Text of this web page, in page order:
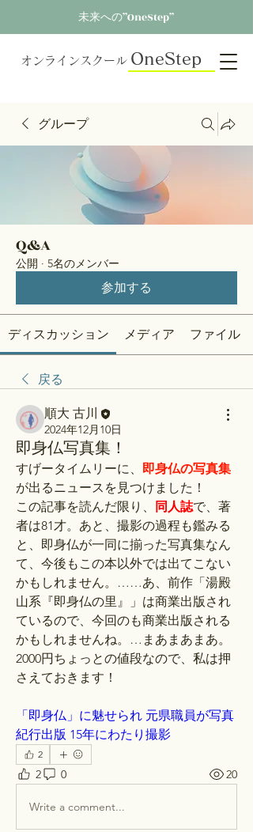
未来への”OneStep”
オンラインスクール OneStep
グループ
Q&A
公開 · 5名のメンバー
参加する
ディスカッション メディア ファイル
戻る
順大 古川
2024年12月10日
即身仏写真集！
すげータイムリーに、 即身仏の写真集
が出るニュースを見つけました！
この記事を読んだ限り、
同人誌で、著
者は81才。あと、撮影の過程も鑑みる
と、即身仏が一同に揃った写真集なん
て、今後もこの本以外では出てこない
かもしれません。……あ、前作「湯殿
山系『即身仏の里』」は商業出版され
ているので、今回のも商業出版される
かもしれませんね。…まあまあまあ。
2000円ちょっとの値段なので、私は押
さえておきます！
「即身仏」に魅せられ 元県職員が写真
紀行出版 15年にわたり撮影
2
2 0 20
Write a comment...